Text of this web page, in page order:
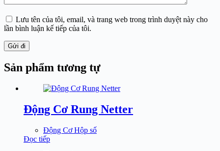
Lưu tên của tôi, email, và trang web trong trình duyệt này cho
lần bình luận kế tiếp của tôi.
Gửi đi
Sản phẩm tương tự
Động Cơ Rung Netter
Động Cơ Hộp số
Đọc tiếp